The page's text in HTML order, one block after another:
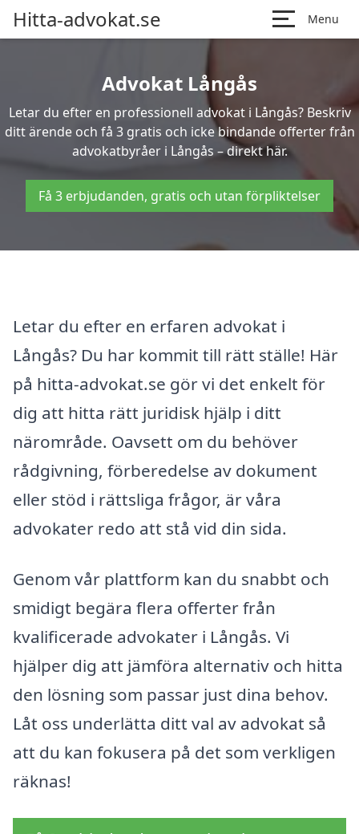
Hitta-advokat.se Menu
Advokat Långås
Letar du efter en professionell advokat i Långås? Beskriv
ditt ärende och få 3 gratis och icke bindande offerter från
advokatbyråer i Långås – direkt här.
Få 3 erbjudanden, gratis och utan förpliktelser
Letar du efter en erfaren advokat i
Långås? Du har kommit till rätt ställe! Här
på hitta-advokat.se gör vi det enkelt för
dig att hitta rätt juridisk hjälp i ditt
närområde. Oavsett om du behöver
rådgivning, förberedelse av dokument
eller stöd i rättsliga frågor, är våra
advokater redo att stå vid din sida.
Genom vår plattform kan du snabbt och
smidigt begära flera offerter från
kvalificerade advokater i Långås. Vi
hjälper dig att jämföra alternativ och hitta
den lösning som passar just dina behov.
Låt oss underlätta ditt val av advokat så
att du kan fokusera på det som verkligen
räknas!